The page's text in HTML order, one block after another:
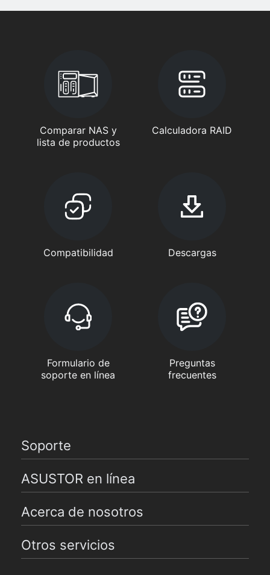
Comparar NAS y
lista de productos
Calculadora RAID
Compatibilidad Descargas
Formulario de
soporte en línea
Preguntas
frecuentes
Soporte
ASUSTOR en línea
Acerca de nosotros
Otros servicios